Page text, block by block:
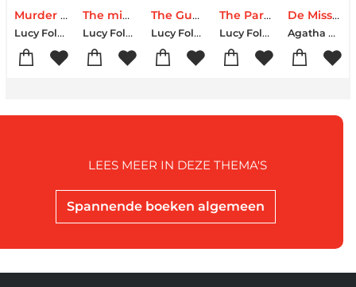
Murder at the Grand Alpine Hotel
Lucy Foley
The midnight feast
Lucy Foley
The Guest List
Lucy Foley
The Paris apartment
Lucy Foley
De Miss Marple verzameling
Agatha Christie-Naomi Alderman-Leigh Bardugo-Alyssa Cole-Lucy Foley-Elly Griffiths-Natalie Haynes-Jean Kwok-Val McDermid-Karen M. McManus-Dreda Say Mitchell-Kate Mosse-Ruth Ware
Spannende boeken algemeen
LEES MEER IN DEZE THEMA'S